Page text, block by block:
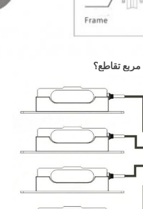
تقاطع؟